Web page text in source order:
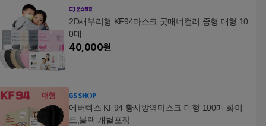
2D새부리형 KF94마스크 굿매너컬러 중형 대형 10
0매
40,000원
에버렉스 KF94 황사방역마스크 대형 100매 화이
트,블랙 개별포장